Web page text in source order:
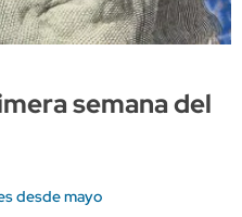
semana del
desde mayo